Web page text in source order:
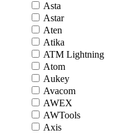
Asta
Astar
Aten
Atika
ATM Lightning
Atom
Aukey
Avacom
AWEX
AWTools
Axis